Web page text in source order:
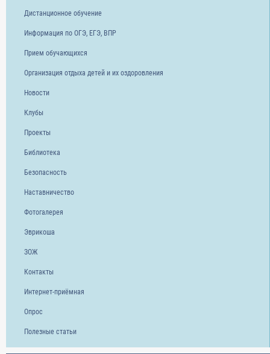
Дистанционное обучение
Информация по ОГЭ, ЕГЭ, ВПР
Прием обучающихся
Организация отдыха детей и их оздоровления
Новости
Клубы
Проекты
Библиотека
Безопасность
Наставничество
Фотогалерея
Эврикоша
ЗОЖ
Контакты
Интернет-приёмная
Опрос
Полезные статьи